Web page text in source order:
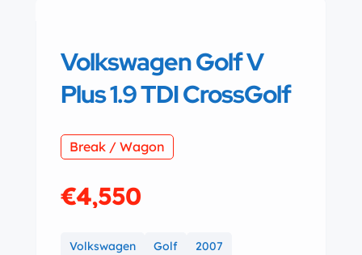
Volkswagen Golf V
Plus 1.9 TDI CrossGolf
Break / Wagon
€4,550
Volkswagen Golf
2007